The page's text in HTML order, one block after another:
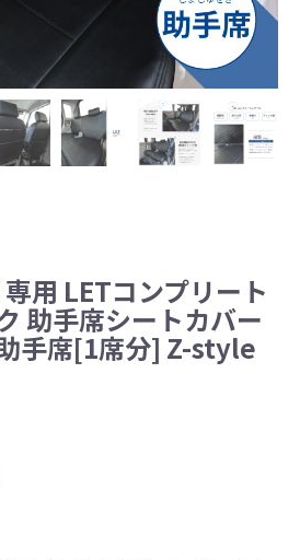
用 LETコンプリート
助手席シートカバー
手席[1席分] Z-style